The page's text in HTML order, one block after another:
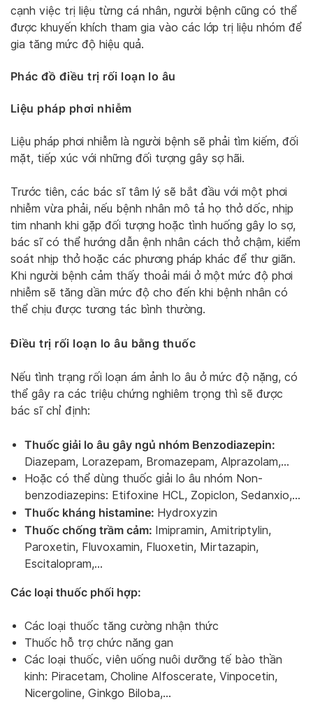
cạnh việc trị liệu từng cá nhân, người bệnh cũng có thể
được khuyến khích tham gia vào các lớp trị liệu nhóm để
gia tăng mức độ hiệu quả.
Phác đồ điều trị rối loạn lo âu
Liệu pháp phơi nhiễm
Liệu pháp phơi nhiễm là người bệnh sẽ phải tìm kiếm, đối
mặt, tiếp xúc với những đối tượng gây sợ hãi.
Trước tiên, các bác sĩ tâm lý sẽ bắt đầu với một phơi
nhiễm vừa phải, nếu bệnh nhân mô tả họ thở dốc, nhịp
tim nhanh khi gặp đối tượng hoặc tình huống gây lo sợ,
bác sĩ có thể hướng dẫn ệnh nhân cách thở chậm, kiểm
soát nhịp thở hoặc các phương pháp khác để thư giãn.
Khi người bệnh cảm thấy thoải mái ở một mức độ phơi
nhiễm sẽ tăng dần mức độ cho đến khi bệnh nhân có
thể chịu được tương tác bình thường.
Điều trị rối loạn lo âu bằng thuốc
Nếu tình trạng rối loạn ám ảnh lo âu ở mức độ nặng, có
thể gây ra các triệu chứng nghiêm trọng thì sẽ được
bác sĩ chỉ định:
Thuốc giải lo âu gây ngủ nhóm Benzodiazepin:
Diazepam, Lorazepam, Bromazepam, Alprazolam,…
Hoặc có thể dùng thuốc giải lo âu nhóm Non-
benzodiazepins: Etifoxine HCL, Zopiclon, Sedanxio,…
Thuốc kháng histamine: Hydroxyzin
Thuốc chống trầm cảm: Imipramin, Amitriptylin,
Paroxetin, Fluvoxamin, Fluoxetin, Mirtazapin,
Escitalopram,…
Các loại thuốc phối hợp:
Các loại thuốc tăng cường nhận thức
Thuốc hỗ trợ chức năng gan
Các loại thuốc, viên uống nuôi dưỡng tế bào thần
kinh: Piracetam, Choline Alfoscerate, Vinpocetin,
Nicergoline, Ginkgo Biloba,…